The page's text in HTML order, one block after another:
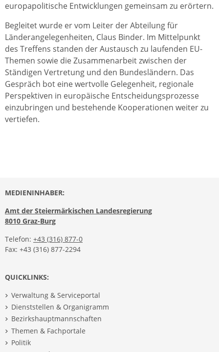
europapolitische Entwicklungen gemeinsam zu erörtern.
Begleitet wurde er vom Leiter der Abteilung für
Länderangelegenheiten, Claus Binder. Im Mittelpunkt
des Treffens standen der Austausch zu laufenden EU-
Themen sowie die Zusammenarbeit zwischen der
Ständigen Vertretung und den Bundesländern. Das
Gespräch bot eine wertvolle Gelegenheit, regionale
Perspektiven in europäische Entscheidungsprozesse
einzubringen und bestehende Kooperationen weiter zu
vertiefen.
MEDIENINHABER:
Amt der Steiermärkischen Landesregierung
8010 Graz-Burg
Telefon: +43 (316) 877-0
Fax: +43 (316) 877-2294
QUICKLINKS:
Verwaltung & Serviceportal
Dienststellen & Organigramm
Bezirkshauptmannschaften
Themen & Fachportale
Politik